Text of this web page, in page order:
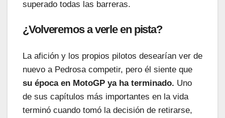
superado todas las barreras.
¿Volveremos a verle en pista?
La afición y los propios pilotos desearían ver de
nuevo a Pedrosa competir, pero él siente que
su época en MotoGP ya ha terminado. Uno
de sus capítulos más importantes en la vida
terminó cuando tomó la decisión de retirarse,